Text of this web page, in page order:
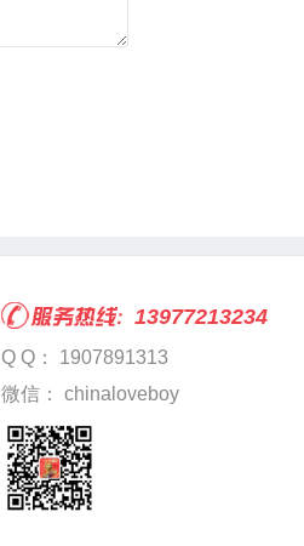
13977213234
Q Q： 1907891313
微信： chinaloveboy